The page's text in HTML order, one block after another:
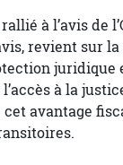
rallié à l’avis de
revient sur
juridique
à la
avantage